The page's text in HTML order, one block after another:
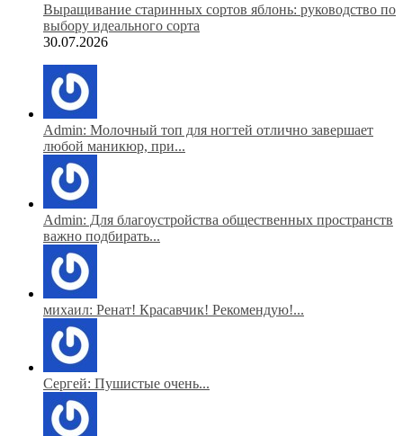
Выращивание старинных сортов яблонь: руководство по
выбору идеального сорта
30.07.2026
Admin: Молочный топ для ногтей отлично завершает
любой маникюр, при...
Admin: Для благоустройства общественных пространств
важно подбирать...
михаил: Ренат! Красавчик! Рекомендую!...
Сергей: Пушистые очень...